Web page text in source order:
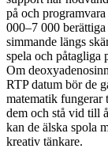
på och
000–7 000
simmande längs
spela och påtagliga
Om
RTP datum bör de
matematik fungerar
dem och stå vid till
kan de älska spola
kreativ tänkare.